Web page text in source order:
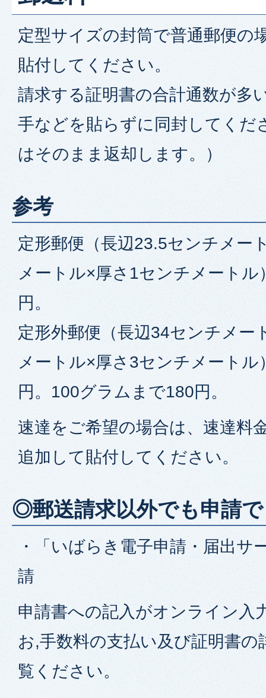
定型サイズの封筒で普通郵便の
貼付してください。
請求する証明書の合計通数が多
手などを貼らずに同封してくだ
はそのまま返却します。）
参考
定形郵便（長辺23.5センチメー
メートル×厚さ1センチメート
円。
定形外郵便（長辺34センチメー
メートル×厚さ3センチメート
円。100グラムまで180円。
速達をご希望の場合は、速達料
追加して貼付してください。
◎郵送請求以外でも申請
・「いばらき電子申請・届出サ
請
申請書への記入がオンライン入
お,手数料の支払い及び証明書
覧ください。